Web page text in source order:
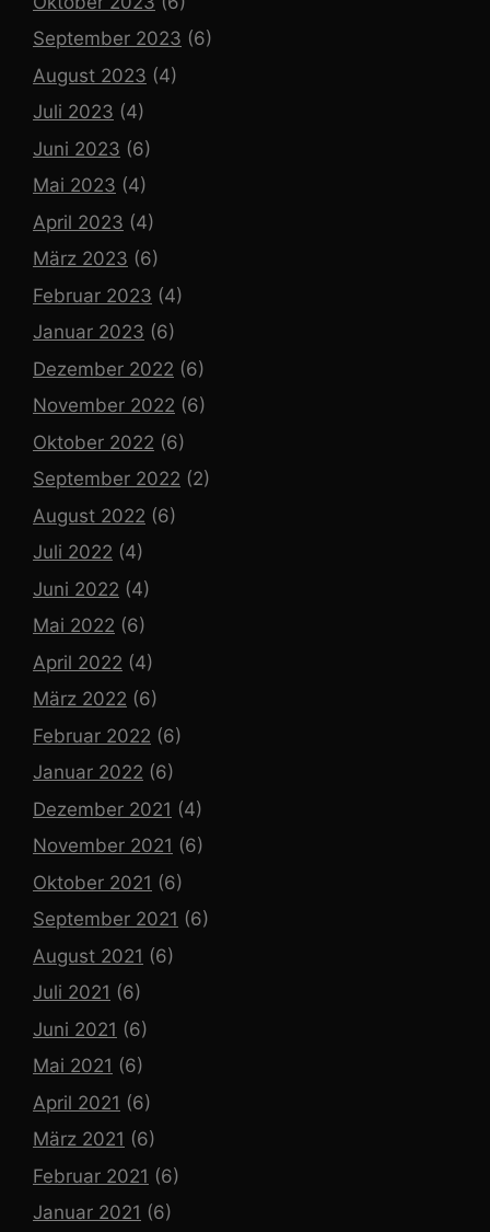
September 2023 (6)
August 2023 (4)
Juli 2023 (4)
Juni 2023 (6)
Mai 2023 (4)
April 2023 (4)
März 2023 (6)
Februar 2023 (4)
Januar 2023 (6)
Dezember 2022 (6)
November 2022 (6)
Oktober 2022 (6)
September 2022 (2)
August 2022 (6)
Juli 2022 (4)
Juni 2022 (4)
Mai 2022 (6)
April 2022 (4)
März 2022 (6)
Februar 2022 (6)
Januar 2022 (6)
Dezember 2021 (4)
November 2021 (6)
Oktober 2021 (6)
September 2021 (6)
August 2021 (6)
Juli 2021 (6)
Juni 2021 (6)
Mai 2021 (6)
April 2021 (6)
März 2021 (6)
Februar 2021 (6)
Januar 2021 (6)